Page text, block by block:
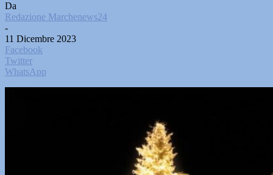
Da
Redazione Marchenews24
-
11 Dicembre 2023
Facebook
Twitter
WhatsApp